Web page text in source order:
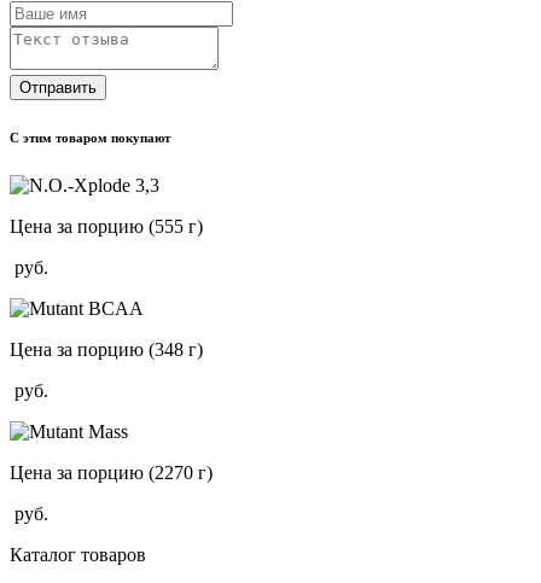
Отправить
С этим товаром покупают
Цена за порцию (555 г)
руб.
Цена за порцию (348 г)
руб.
Цена за порцию (2270 г)
руб.
Каталог товаров